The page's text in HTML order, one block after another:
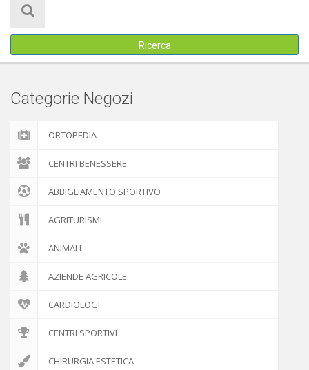
ATTIVITÀ
IL PROGETTO
Ricerca
Categorie Negozi
ORTOPEDIA
CENTRI BENESSERE
ABBIGLIAMENTO SPORTIVO
AGRITURISMI
ANIMALI
AZIENDE AGRICOLE
CARDIOLOGI
CENTRI SPORTIVI
CHIRURGIA ESTETICA